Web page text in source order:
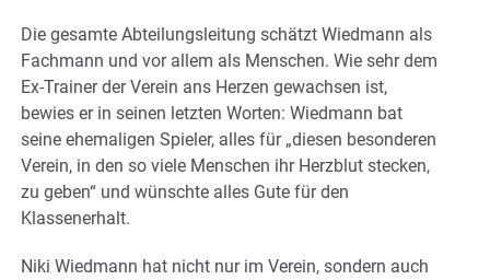
Die gesamte Abteilungsleitung schätzt Wiedmann als
Fachmann und vor allem als Menschen. Wie sehr dem
Ex-Trainer der Verein ans Herzen gewachsen ist,
bewies er in seinen letzten Worten: Wiedmann bat
seine ehemaligen Spieler, alles für „diesen besonderen
Verein, in den so viele Menschen ihr Herzblut stecken,
zu geben“ und wünschte alles Gute für den
Klassenerhalt.
Niki Wiedmann hat nicht nur im Verein, sondern auch